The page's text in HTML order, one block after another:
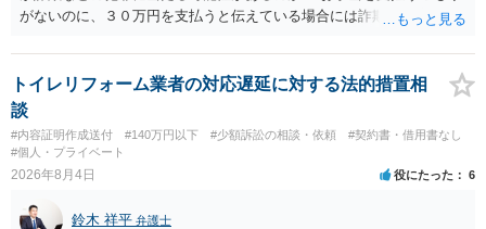
がないのに、３０万円を支払うと伝えている場合には詐欺罪に該当す
段が取れるのか ⇒契約に基づく履行請求として３０万円を請求するこ
とが考えられますが、 パパ活の契約は、売春防止法に抵触する契約
であるため、公序良俗に反する契約として 民法上無効（民法９０
条）となるため、相手方に請求できない可能性が高いです。 ・相手の
氏名や住所が分からない状態でも対応可能なのか ⇒訴訟等の裁判上の
手続を利用する場合には、原則として相手方の住所・氏名を把握して
トイレリフォーム業者の対応遅延に対する法的措置相
談
#内容証明作成送付 #140万円以下 #少額訴訟の相談・依頼
#契約書・借用書なし
#個人・プライベート
2026年8月4日 役にたった 6
鈴木 祥平 弁護士